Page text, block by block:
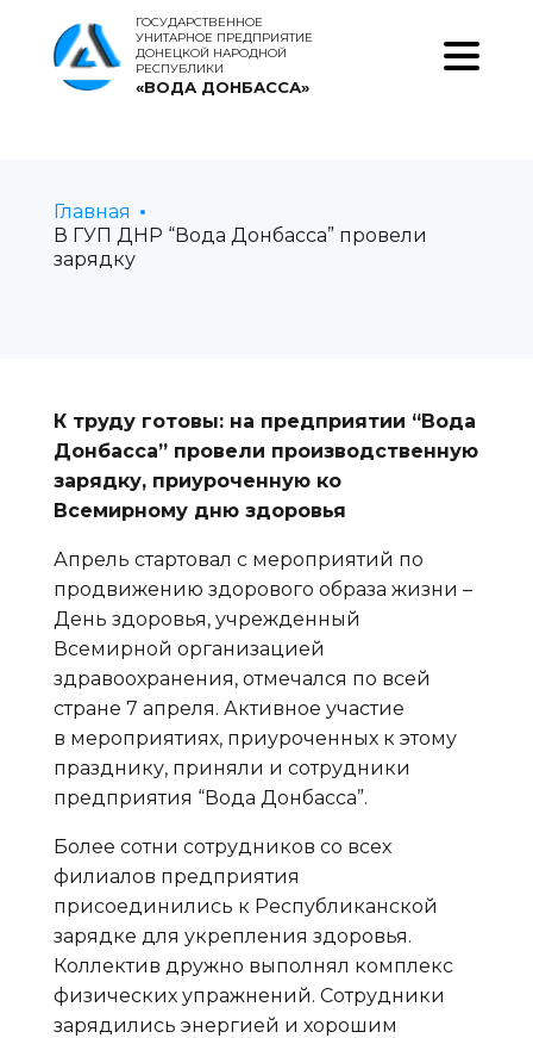
ГОСУДАРСТВЕННОЕ
УНИТАРНОЕ ПРЕДПРИЯТИЕ
ДОНЕЦКОЙ НАРОДНОЙ
РЕСПУБЛИКИ
«ВОДА ДОНБАССА»
Главная
В ГУП ДНР “Вода Донбасса” провели
зарядку
К труду готовы: на предприятии “Вода
Донбасса” провели производственную
зарядку, приуроченную ко
Всемирному дню здоровья
Апрель стартовал с мероприятий по
продвижению здорового образа жизни –
День здоровья, учрежденный
Всемирной организацией
здравоохранения, отмечался по всей
стране 7 апреля. Активное участие
в мероприятиях, приуроченных к этому
празднику, приняли и сотрудники
предприятия “Вода Донбасса”.
Более сотни сотрудников со всех
филиалов предприятия
присоединились к Республиканской
зарядке для укрепления здоровья.
Коллектив дружно выполнял комплекс
физических упражнений. Сотрудники
зарядились энергией и хорошим